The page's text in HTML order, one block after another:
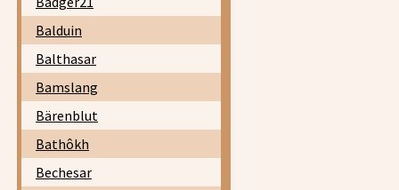
Balduin
Balthasar
Bamslang
Bärenblut
Bathôkh
Bechesar